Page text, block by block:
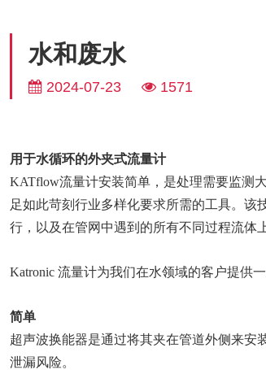
水和废水
2024-07-23 1571
用于水循环的外夹式流量计
KATflow流量计安装简单，是处理需要监测
足如此苛刻行业多样化要求所需的工具。
行，以及在管网中遇到的所有不同过程流体上
Katronic 流量计为我们在水领域的客户提供一
简单
超声波换能器是通过将其夹在管道外侧来安
泄漏风险。